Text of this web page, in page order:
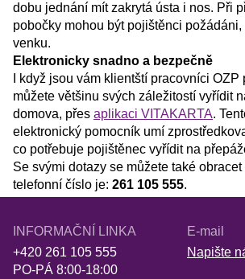
dobu jednání mít zakrytá ústa i nos. Při
pobočky mohou být pojištěnci
venku.
Elektronicky snadno a bezpečně
I když jsou vám klientští pracovníci
můžete většinu svých záležitostí vyřídit
domova, přes aplikaci VITAKARTA.
elektronický pomocník umí
co potřebuje pojištěnec vyřídit na
Se svými dotazy se můžete také
telefonní číslo je: 261 105 555.
INFORMAČNÍ LINKA
+420 261 105 555
PO-PÁ 8:00-18:00
E-mail
Napište